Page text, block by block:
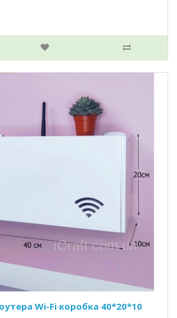
Wi-Fi коробка 40*20*10